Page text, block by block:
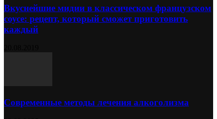
Вкуснейшие мидии в классическом французском
соусе: рецепт, который сможет приготовить
каждый
Современные методы лечения алкоголизма